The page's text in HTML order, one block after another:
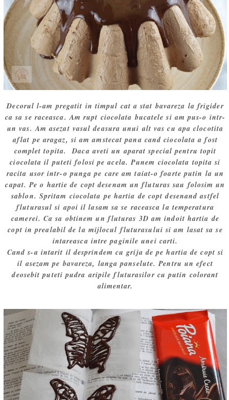
Decorul l-am pregatit in timpul cat a stat bavareza la frigider
ca sa se raceasca. Am rupt ciocolata bucatele si am pus-o intr-
un vas. Am asezat vasul deasura unui alt vas cu apa clocotita
aflat pe aragaz, si am amstecat pana cand ciocolata a fost
complet topita. Daca aveti un aparat special pentru topit
ciocolata il puteti folosi pe acela. Punem ciocolata topita si
racita usor intr-o punga pe care am taiat-o foarte putin la un
capat. Pe o hartie de copt desenam un fluturas sau folosim un
sablon. Spritam ciocolata pe hartia de copt desenand astfel
fluturasul si apoi il lasam sa se raceasca la temperatura
camerei. Ca sa obtinem un fluturas 3D am indoit hartia de
copt in prealabil de la mijlocul fluturasului si am lasat sa se
intareasca intre paginile unei carti.
Cand s-a intarit il desprindem cu grija de pe hartia de copt si
il asezam pe bavareza, langa panselute. Pentru un efect
deosebit puteti pudra aripile fluturasilor cu putin colorant
alimentar.